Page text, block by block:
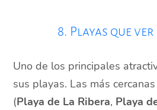
8. Playas que ver
Uno de los principales
sus playas. Las más
(Playa de La Ribera, Playa